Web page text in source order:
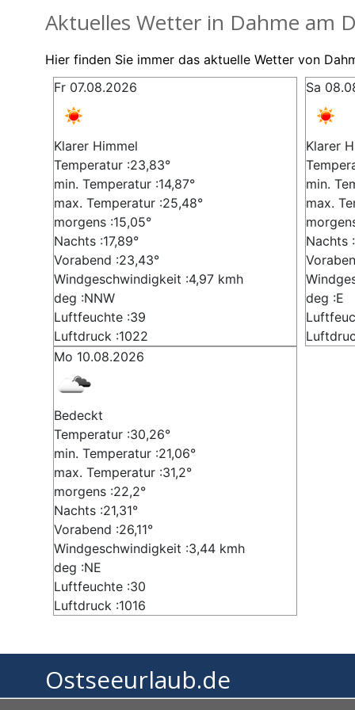
Aktuelles Wetter in Dahme am
Hier finden Sie immer das aktuelle Wetter von
Fr 07.08.2026
Klarer Himmel
Temperatur :23,83°
min. Temperatur :14,87°
max. Temperatur :25,48°
morgens :15,05°
Nachts :17,89°
Vorabend :23,43°
Windgeschwindigkeit :4,97 kmh
deg :NNW
Luftfeuchte :39
Luftdruck :1022
Sa
Klarer
min.
max.
Nachts
deg :E
Mo 10.08.2026
Bedeckt
Temperatur :30,26°
min. Temperatur :21,06°
max. Temperatur :31,2°
morgens :22,2°
Nachts :21,31°
Vorabend :26,11°
Windgeschwindigkeit :3,44 kmh
deg :NE
Luftfeuchte :30
Luftdruck :1016
Ostseeurlaub.de